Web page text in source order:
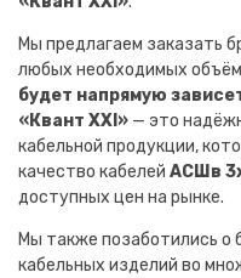
Мы предлагаем заказать
любых необходимых
будет напрямую
«Квант XXI» — это
кабельной продукции,
качество кабелей АСШв
доступных цен на рынке.
Мы также позаботились о
кабельных изделий во